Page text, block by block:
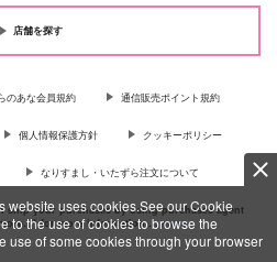
website uses cookies.See our Cookie
to the use of cookies to browse the
use of some cookies through your browser
店舗を探す
のあな会員規約 通信販売ポイント規約
個人情報保護方針 クッキーポリシー
なりすまし・いたずら注文について
ship your purchases by using purchases agent
for more information …more